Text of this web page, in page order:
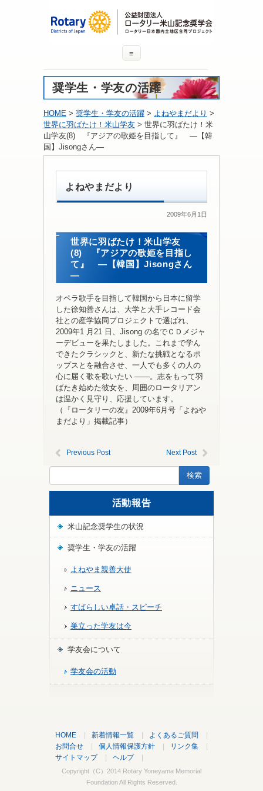
≡
奨学生・学友の活躍
HOME > 奨学生・学友の活躍 > よねやまだより >
世界に羽ばたけ！米山学友 > 世界に羽ばたけ！米
山学友(8) 『アジアの歌姫を目指して』 ―【韓
国】Jisongさん―
よねやまだより
2009年6月1日
世界に羽ばたけ！米山学友
(8) 『アジアの歌姫を目指し
て』 ―【韓国】Jisongさん
―
オペラ歌手を目指して韓国から日本に留学
した徐知善さんは、大学と大手レコード会
社との産学協同プロジェクトで選ばれ、
2009年1 月21 日、Jisong の名でＣＤメジャ
ーデビューを果たしました。これまで学ん
できたクラシックと、新たな挑戦となるポ
ップスとを融合させ、一人でも多くの人の
心に届く歌を歌いたい ――。志をもって羽
ばたき始めた彼女を、周囲のロータリアン
は温かく見守り、応援しています。
（『ロータリーの友』2009年6月号「よねや
まだより」掲載記事）
Previous Post Next Post
活動報告
米山記念奨学生の状況
奨学生・学友の活躍
よねやま親善大使
ニュース
すばらしい卓話・スピーチ
巣立った学友は今
学友会について
学友会の活動
HOME | 新着情報一覧 | よくあるご質問
|
お問合せ
| 個人情報保護方針 | リンク集
|
サイトマップ
| ヘルプ |
Copyright（C）2014 Rotary Yoneyama Memorial
FoundationAll Rights Reserved.